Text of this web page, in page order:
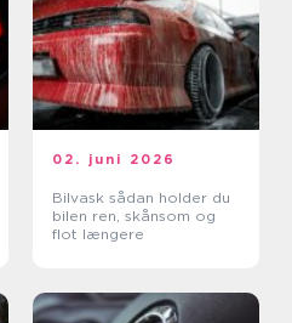
02. juni 2026
Bilvask sådan holder du
bilen ren, skånsom og
flot længere